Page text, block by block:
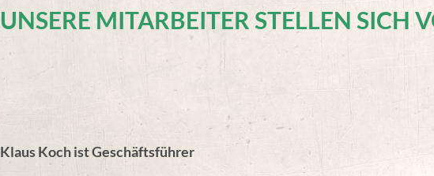
UNSERE MITARBEITER STELLEN SICH
Klaus Koch ist Geschäftsführer